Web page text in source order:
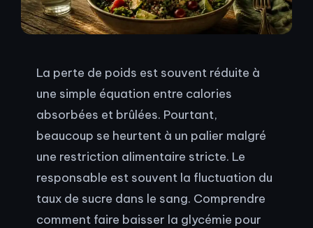
La perte de poids est souvent réduite à
une simple équation entre calories
absorbées et brûlées. Pourtant,
beaucoup se heurtent à un palier malgré
une restriction alimentaire stricte. Le
responsable est souvent la fluctuation du
taux de sucre dans le sang. Comprendre
comment faire baisser la glycémie pour